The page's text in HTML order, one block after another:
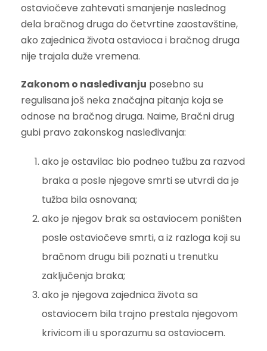
ostaviočeve zahtevati smanjenje naslednog
dela bračnog druga do četvrtine zaostavštine,
ako zajednica života ostavioca i bračnog druga
nije trajala duže vremena.
Zakonom o nasleđivanju posebno su
regulisana još neka značajna pitanja koja se
odnose na bračnog druga. Naime, Bračni drug
gubi pravo zakonskog nasleđivanja:
ako je ostavilac bio podneo tužbu za razvod
braka a posle njegove smrti se utvrdi da je
tužba bila osnovana;
ako je njegov brak sa ostaviocem poništen
posle ostaviočeve smrti, a iz razloga koji su
bračnom drugu bili poznati u trenutku
zaključenja braka;
ako je njegova zajednica života sa
ostaviocem bila trajno prestala njegovom
krivicom ili u sporazumu sa ostaviocem.